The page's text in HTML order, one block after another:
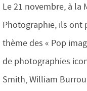
Le 21 novembre, à la
Photographie, ils ont
thème des « Pop
de photographies
Smith, William